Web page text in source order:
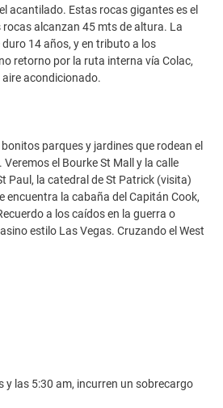
acantilado. Estas rocas gigantes es el
alcanzan 45 mts de altura. La
14 años, y en tributo a los
retorno por la ruta interna vía Colac,
aire acondicionado.
parques y jardines que rodean el
el Bourke St Mall y la calle
Paul, la catedral de St Patrick (visita)
encuentra la cabaña del Capitán Cook,
a los caídos en la guerra o
estilo Las Vegas. Cruzando el West
las 5:30 am, incurren un sobrecargo